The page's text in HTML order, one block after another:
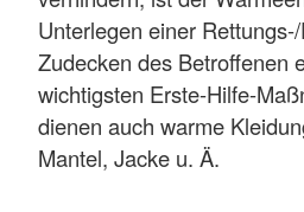
Unterlegen einer
Zudecken des Betroffenen
wichtigsten Erste-Hilfe-
dienen auch warme
Mantel, Jacke u. Ä.